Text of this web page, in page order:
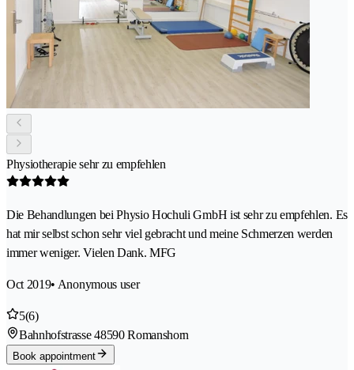
Physiotherapie sehr zu empfehlen
Die Behandlungen bei Physio Hochuli GmbH ist sehr zu empfehlen. Es
hat mir selbst schon sehr viel gebracht und meine Schmerzen werden
immer weniger. Vielen Dank. MFG
Oct 2019• Anonymous user
5(6)
Bahnhofstrasse 48590 Romanshorn
Book appointment